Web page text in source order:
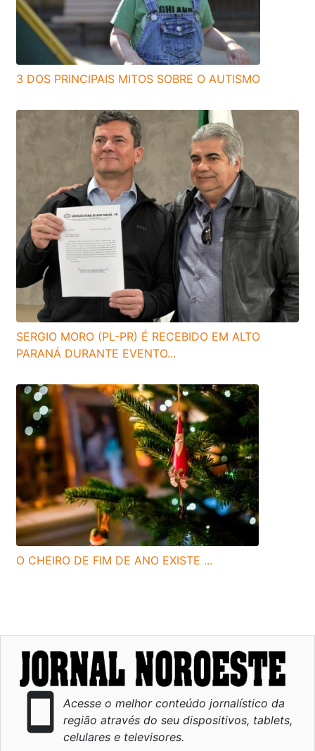
3 DOS PRINCIPAIS MITOS SOBRE O AUTISMO
SERGIO MORO (PL-PR) É RECEBIDO EM ALTO
PARANÁ DURANTE EVENTO...
O CHEIRO DE FIM DE ANO EXISTE ...
smartphone
Acesse o melhor conteúdo jornalístico da
região através do seu dispositivos, tablets,
celulares e televisores.